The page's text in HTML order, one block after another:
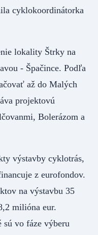
cyklokoordinátorka
lokality Štrky na
- Špačince. Podľa
až do Malých
projektovú
Bolerázom a
výstavby cyklotrás,
z eurofondov.
na výstavbu 35
milióna eur.
sú vo fáze výberu